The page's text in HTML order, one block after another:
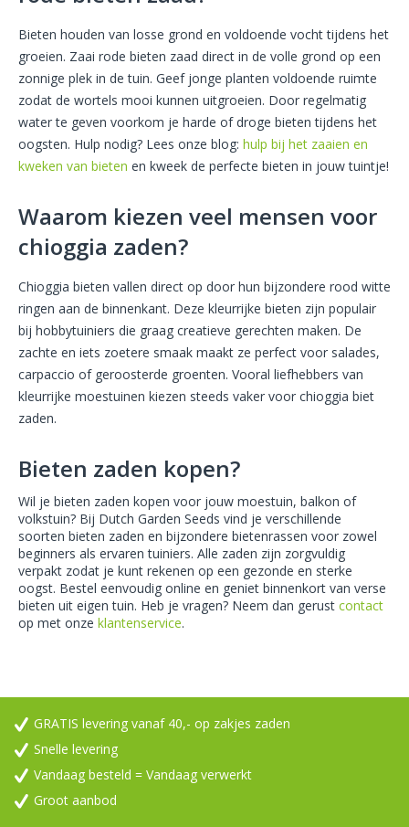
Bieten houden van losse grond en voldoende vocht tijdens het
groeien. Zaai rode bieten zaad direct in de volle grond op een
zonnige plek in de tuin. Geef jonge planten voldoende ruimte
zodat de wortels mooi kunnen uitgroeien. Door regelmatig
water te geven voorkom je harde of droge bieten tijdens het
oogsten. Hulp nodig? Lees onze blog: hulp bij het zaaien en
kweken van bieten en kweek de perfecte bieten in jouw tuintje!
Waarom kiezen veel mensen voor
chioggia zaden?
Chioggia bieten vallen direct op door hun bijzondere rood witte
ringen aan de binnenkant. Deze kleurrijke bieten zijn populair
bij hobbytuiniers die graag creatieve gerechten maken. De
zachte en iets zoetere smaak maakt ze perfect voor salades,
carpaccio of geroosterde groenten. Vooral liefhebbers van
kleurrijke moestuinen kiezen steeds vaker voor chioggia biet
zaden.
Bieten zaden kopen?
Wil je bieten zaden kopen voor jouw moestuin, balkon of
volkstuin? Bij Dutch Garden Seeds vind je verschillende
soorten bieten zaden en bijzondere bietenrassen voor zowel
beginners als ervaren tuiniers. Alle zaden zijn zorgvuldig
verpakt zodat je kunt rekenen op een gezonde en sterke
oogst. Bestel eenvoudig online en geniet binnenkort van verse
bieten uit eigen tuin. Heb je vragen? Neem dan gerust contact
op met onze klantenservice.
GRATIS levering vanaf 40,- op zakjes zaden
Snelle levering
Vandaag besteld = Vandaag verwerkt
Groot aanbod